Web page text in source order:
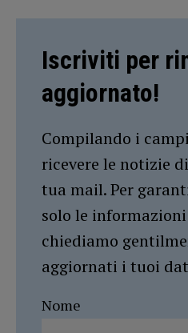
Iscriviti per
aggiornato!
Compilando i
ricevere le notizie
tua mail. Per
solo le
chiediamo
aggiornati i tuoi
Nome